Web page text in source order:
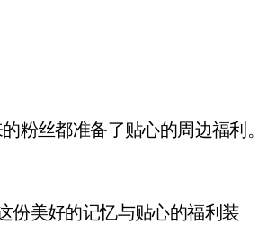
丝都准备了贴心的周边福利。
美好的记忆与贴心的福利装